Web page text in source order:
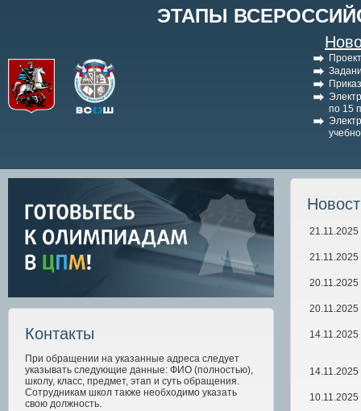
ЭТАПЫ
по 15
Контакты
При обращении на указанные адреса следует
указывать следующие данные: ФИО (полностью),
школу, класс, предмет, этап и суть обращения.
Сотрудникам школ также необходимо указать
свою должность.
21.11.2025
21.11.2025
20.11.2025
20.11.2025
14.11.2025
14.11.2025
10.11.2025